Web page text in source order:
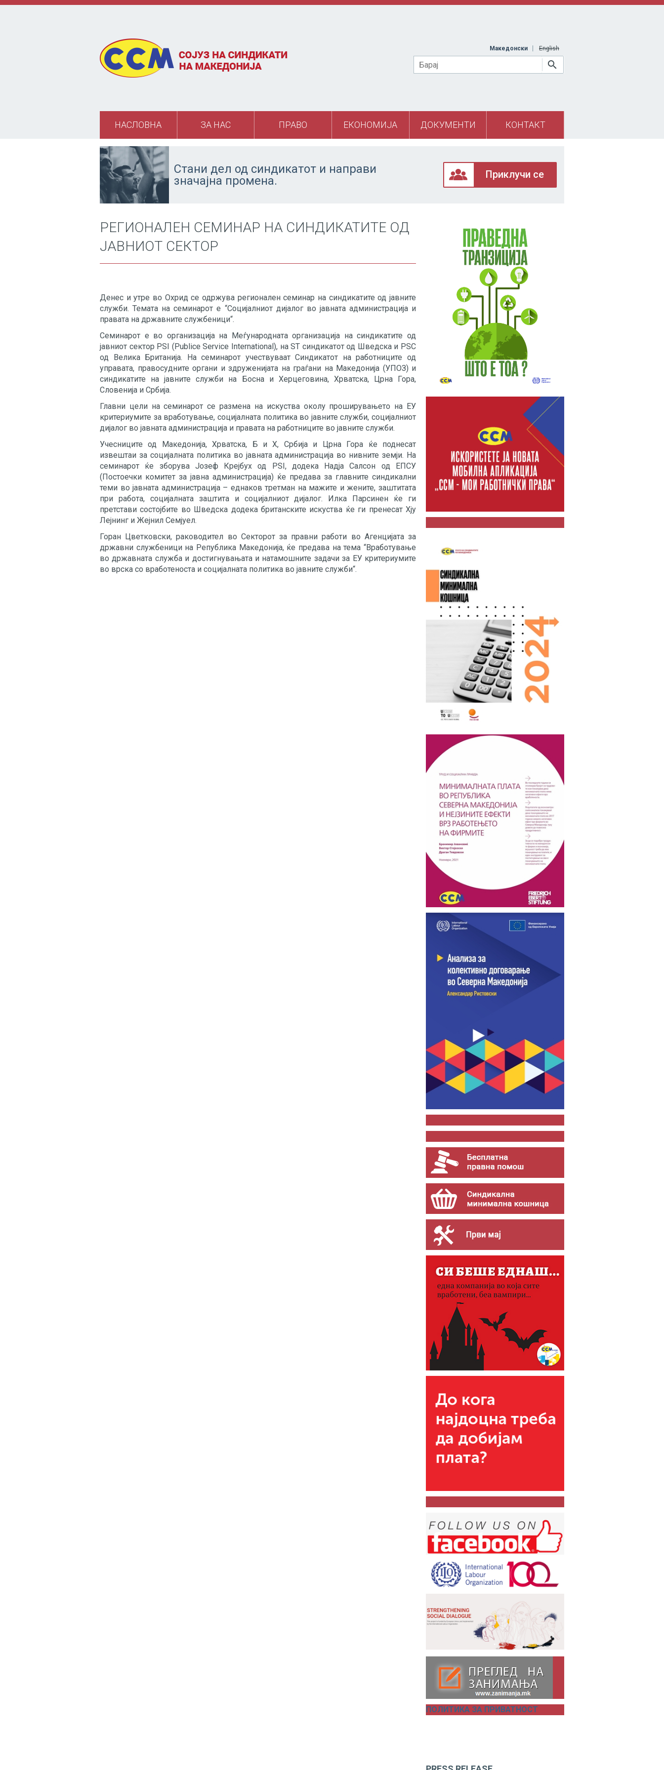
Skip to main content
Македонски English
Барај
НАСЛОВНА ЗА НАС ПРАВО ЕКОНОМИЈА ДОКУМЕНТИ КОНТАКТ
Стани дел од синдикатот и направи
значајна промена.
Приклучи се
РЕГИОНАЛЕН СЕМИНАР НА СИНДИКАТИТЕ ОД
ЈАВНИОТ СЕКТОР
Денес и утре во Охрид се одржува регионален семинар на синдикатите од јавните
служби. Темата на семинарот е “Социјалниот дијалог во јавната администрација и
правата на државните службеници“.
Семинарот е во организација на Меѓународната организација на синдикатите од
јавниот сектор PSI (Publice Service International), на ST синдикатот од Шведска и PSC
од Велика Британија. На семинарот учествуваат Синдикатот на работниците од
управата, правосудните органи и здруженијата на граѓани на Македонија (УПОЗ) и
синдикатите на јавните служби на Босна и Херцеговина, Хрватска, Црна Гора,
Словенија и Србија.
Главни цели на семинарот се размена на искуства околу проширувањето на ЕУ
критериумите за вработување, социјалната политика во јавните служби, социјалниот
дијалог во јавната администрација и правата на работниците во јавните служби.
Учесниците од Македонија, Хрватска, Б и Х, Србија и Црна Гора ќе поднесат
извештаи за социјалната политика во јавната администрација во нивните земји. На
семинарот ќе зборува Јозеф Крејбух од PSI, додека Надја Салсон од ЕПСУ
(Постоечки комитет за јавна администрација) ќе предава за главните синдикални
теми во јавната администрација – еднаков третман на мажите и жените, заштитата
при работа, социјалната заштита и социјалниот дијалог. Илка Парсинен ќе ги
претстави состојбите во Шведска додека британските искуства ќе ги пренесат Хју
Лејнинг и Жејнил Семјуел.
Горан Цветковски, раководител во Секторот за правни работи во Агенцијата за
државни службеници на Република Македонија, ќе предава на тема “Вработување
во државната служба и достигнувањата и натамошните задачи за ЕУ критериумите
во врска со вработеноста и социјалната политика во јавните служби“.
ПОЛИТИКА ЗА ПРИВАТНОСТ